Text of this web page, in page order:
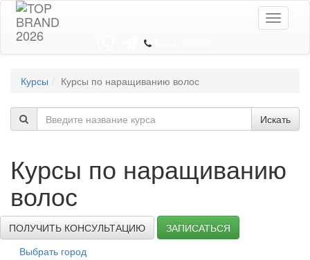
Toggle
Курсы Курсы по наращиванию волос
Искать
Курсы по наращиванию
волос
ПОЛУЧИТЬ КОНСУЛЬТАЦИЮ
ЗАПИСАТЬСЯ
Выбрать город